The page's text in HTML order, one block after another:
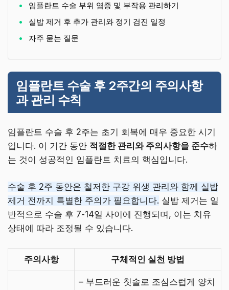
임플란트 수술 부위 염증 및 부작용 관리하기
실밥 제거 후 추가 관리와 정기 검진 일정
자주 묻는 질문
임플란트 수술 후 2주간의 주의사항
과 관리 수칙
임플란트 수술 후 2주는 초기 회복에 매우 중요한 시기
입니다. 이 기간 동안 적절한 관리와 주의사항을 준수하
는 것이 성공적인 임플란트 치료의 핵심입니다.
수술 후 2주 동안은 철저한 구강 위생 관리와 함께 실밥
제거 전까지 특별한 주의가 필요합니다. 실밥 제거는 일
반적으로 수술 후 7-14일 사이에 진행되며, 이는 치유
상태에 따라 조정될 수 있습니다.
주의사항 구체적인 실천 방법
– 부드러운 칫솔로 조심스럽게 양치